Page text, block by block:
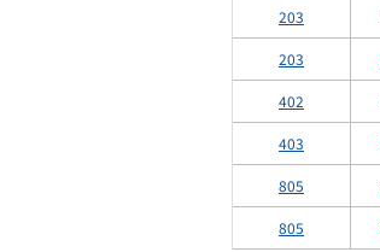
203
203
402
403
805
805